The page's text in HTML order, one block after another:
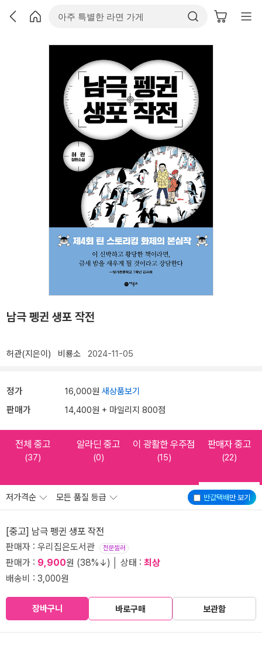
남극 펭귄 생포 작전
허관(지은이) 비룡소 2024-11-05
정가 16,000원 새상품보기
판매가 14,400원 + 마일리지 800점
전체 중고
(37)
알라딘 중고
(0)
이 광활한 우주점
(15)
판매자 중고
(22)
반값택배만 보기
저가격순 모든 품질 등급
[중고] 남극 펭귄 생포 작전
판매자 : 우리집은도서관 전문셀러
판매가 : 9,900원 (38%↓) │ 상태 : 최상
배송비 : 3,000원
장바구니 바로구매 보관함